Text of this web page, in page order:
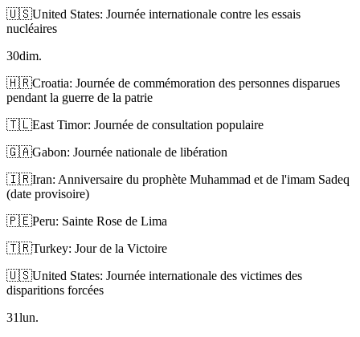
🇺🇸United States: Journée internationale contre les essais
nucléaires
30dim.
🇭🇷Croatia: Journée de commémoration des personnes disparues
pendant la guerre de la patrie
🇹🇱East Timor: Journée de consultation populaire
🇬🇦Gabon: Journée nationale de libération
🇮🇷Iran: Anniversaire du prophète Muhammad et de l'imam Sadeq
(date provisoire)
🇵🇪Peru: Sainte Rose de Lima
🇹🇷Turkey: Jour de la Victoire
🇺🇸United States: Journée internationale des victimes des
disparitions forcées
31lun.